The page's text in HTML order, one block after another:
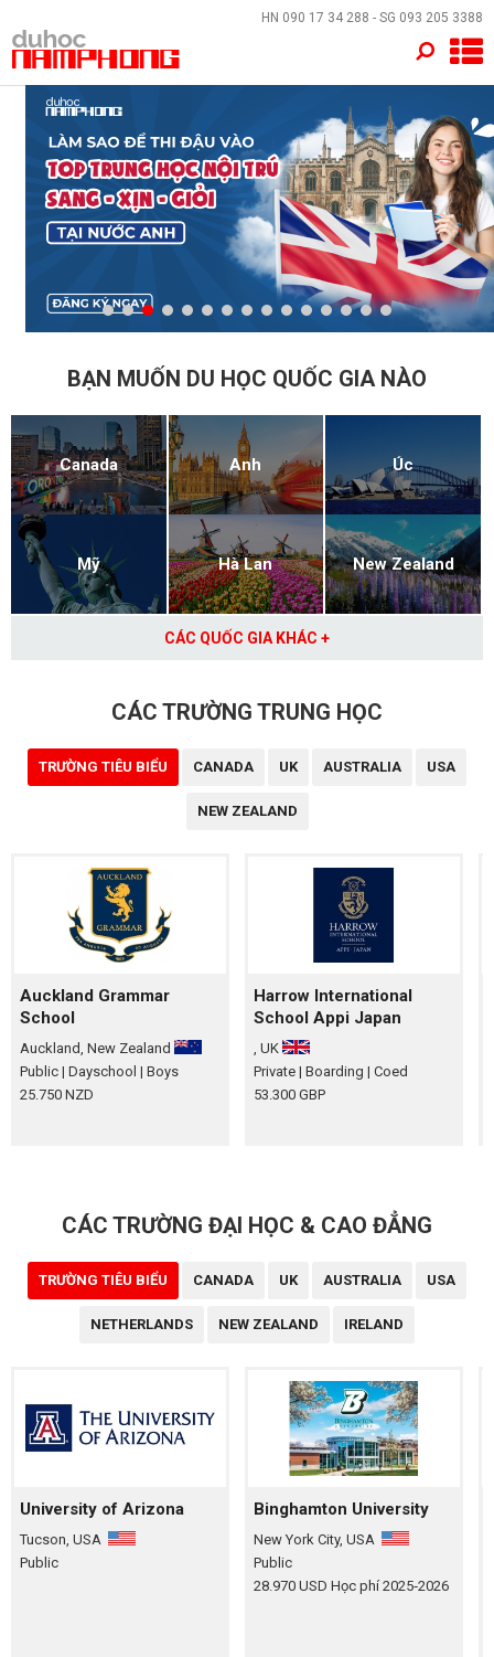
HN 090 17 34 288 - SG 093 205 3388
BẠN MUỐN DU HỌC QUỐC GIA NÀO
Canada Anh Úc
Mỹ Hà Lan New Zealand
CÁC QUỐC GIA KHÁC +
CÁC TRƯỜNG TRUNG HỌC
TRƯỜNG TIÊU BIỂU CANADA UK AUSTRALIA USA
NEW ZEALAND
Auckland Grammar
School
Auckland, New Zealand
Public | Dayschool | Boys
25.750 NZD
Harrow International
School Appi Japan
, UK
Private | Boarding | Coed
53.300 GBP
CÁC TRƯỜNG ĐẠI HỌC & CAO ĐẲNG
TRƯỜNG TIÊU BIỂU CANADA UK AUSTRALIA USA
NETHERLANDS NEW ZEALAND IRELAND
University of Arizona
Tucson, USA
Public
Binghamton University
New York City, USA
Public
28.970 USD Học phí 2025‑2026
×
QUỐC GIA
EVENTS
VỀ NAM PHONG